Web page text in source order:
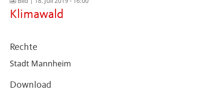
Klimawald
Rechte
Stadt Mannheim
Download